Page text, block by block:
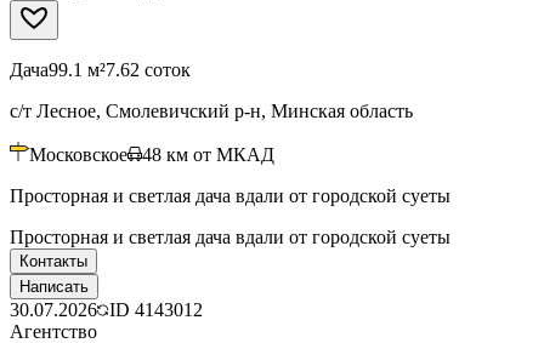
Дача99.1 м²7.62 соток
с/т Лесное, Смолевичский р-н, Минская область
Московское 48 км от МКАД
Просторная и светлая дача вдали от городской суеты
Просторная и светлая дача вдали от городской суеты
Контакты
Написать
30.07.2026 ID 4143012
Агентство